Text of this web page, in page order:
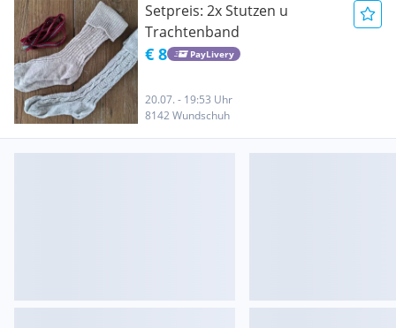
Setpreis: 2x Stutzen u
Trachtenband
€ 8 PayLivery
20.07. - 19:53 Uhr
8142 Wundschuh